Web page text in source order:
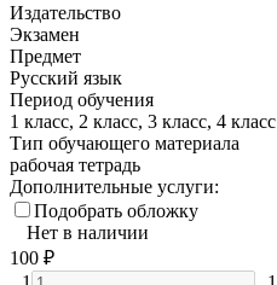
Издательство
Экзамен
Предмет
Русский язык
Период обучения
1 класс, 2 класс, 3 класс, 4 класс
Тип обучающего материала
рабочая тетрадь
Дополнительные услуги:
Подобрать обложку
Нет в наличии
100 ₽